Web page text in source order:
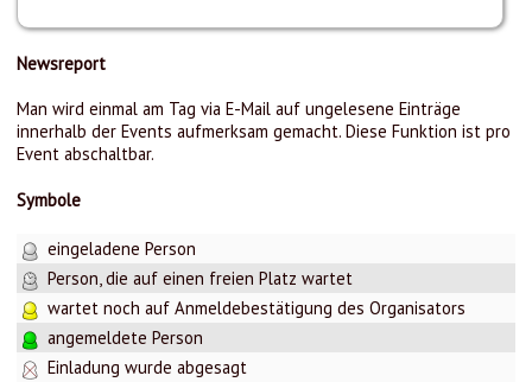
Newsreport
Man wird einmal am Tag via E-Mail auf ungelesene Einträge
innerhalb der Events aufmerksam gemacht. Diese Funktion ist pro
Event abschaltbar.
Symbole
eingeladene Person
Person, die auf einen freien Platz wartet
wartet noch auf Anmeldebestätigung des Organisators
angemeldete Person
Einladung wurde abgesagt